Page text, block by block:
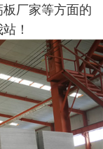
板厂家等方面的
！